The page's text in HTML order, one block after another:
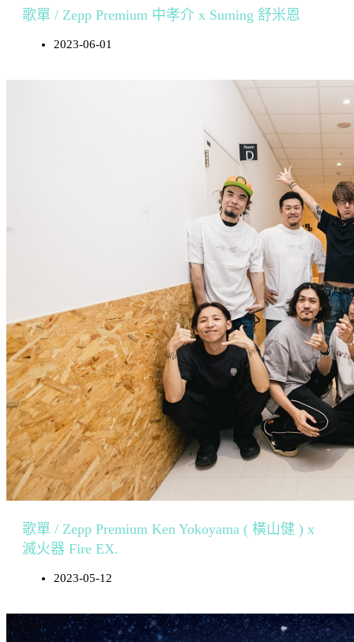
歌單 / Zepp Premium 中孝介 x Suming 舒米恩
2023-06-01
歌單 / Zepp Premium Ken Yokoyama ( 橫山健 ) x
滅火器 Fire EX.
2023-05-12